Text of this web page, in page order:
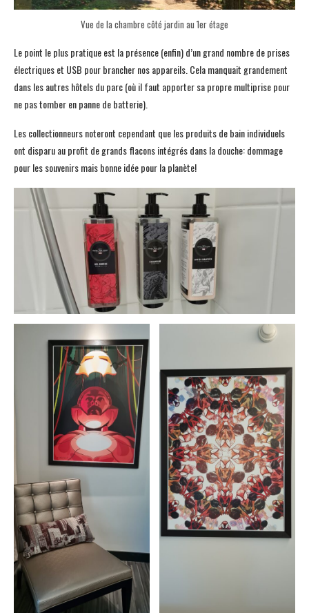
Vue de la chambre côté jardin au 1er étage
Le point le plus pratique est la présence (enfin) d’un grand nombre de prises
électriques et USB pour brancher nos appareils. Cela manquait grandement
dans les autres hôtels du parc (où il faut apporter sa propre multiprise pour
ne pas tomber en panne de batterie).
Les collectionneurs noteront cependant que les produits de bain individuels
ont disparu au profit de grands flacons intégrés dans la douche: dommage
pour les souvenirs mais bonne idée pour la planète!